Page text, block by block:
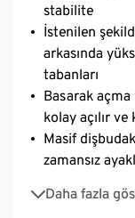
stabilite
İstenilen
arkasında
tabanları
Basarak açma
kolay açılır ve
Masif
zamansız
Daha fazla
Açık,